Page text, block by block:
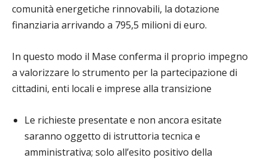
comunità energetiche rinnovabili, la dotazione
finanziaria arrivando a 795,5 milioni di euro.
In questo modo il Mase conferma il proprio impegno
a valorizzare lo strumento per la partecipazione di
cittadini, enti locali e imprese alla transizione
Le richieste presentate e non ancora esitate
saranno oggetto di istruttoria tecnica e
amministrativa; solo all’esito positivo della